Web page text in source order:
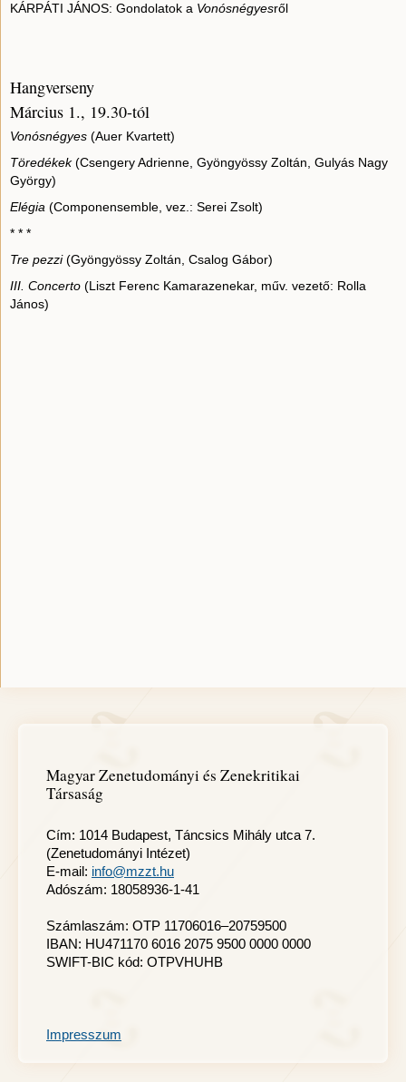
KÁRPÁTI JÁNOS: Gondolatok a Vonósnégyesről
Hangverseny
Március 1., 19.30-tól
Vonósnégyes (Auer Kvartett)
Töredékek(Csengery Adrienne, Gyöngyössy Zoltán, Gulyás Nagy
György)
Elégia (Componensemble, vez.: Serei Zsolt)
* * *
Tre pezzi(Gyöngyössy Zoltán, Csalog Gábor)
III. Concerto (Liszt Ferenc Kamarazenekar, műv. vezető: Rolla
János)
Magyar Zenetudományi és Zenekritikai
Társaság
Cím: 1014 Budapest, Táncsics Mihály utca 7.
(Zenetudományi Intézet)
E-mail: info@mzzt.hu
Adószám: 18058936-1-41
Számlaszám: OTP 11706016–20759500
IBAN: HU471170 6016 2075 9500 0000 0000
SWIFT-BIC kód: OTPVHUHB
Impresszum